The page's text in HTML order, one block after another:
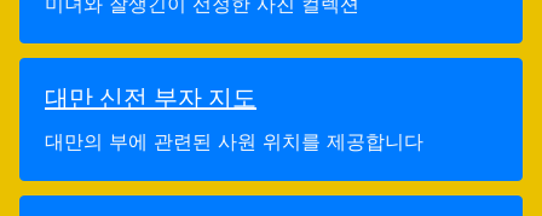
대만 신전 부자 지도
대만의 부에 관련된 사원 위치를 제공합니다